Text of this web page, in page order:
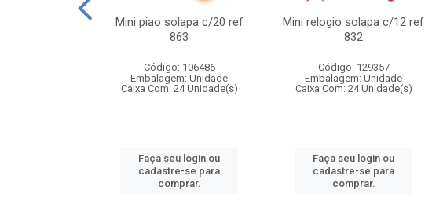
Mini piao solapa c/20 ref
863
Código: 106486
Embalagem: Unidade
Caixa Com: 24 Unidade(s)
Faça seu login ou
cadastre-se para
comprar.
Mini relogio solapa c/12 ref
832
Código: 129357
Embalagem: Unidade
Caixa Com: 24 Unidade(s)
Faça seu login ou
cadastre-se para
comprar.